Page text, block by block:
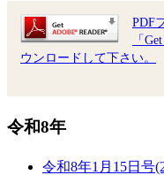
PDF
「
ウンロードして下さい。
令和8年
令和8年1月15日号